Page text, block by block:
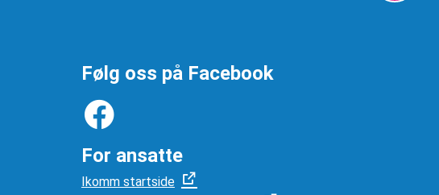
Følg oss på Facebook
For ansatte
Ikomm startside